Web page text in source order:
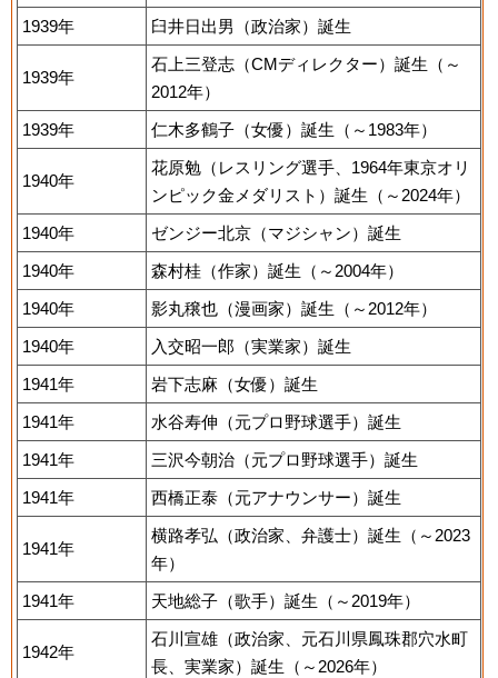
1939年
臼井日出男（政治家）誕生
1939年
石上三登志（CMディレクター）誕生（～
2012年）
1939年
仁木多鶴子（女優）誕生（～1983年）
1940年
花原勉（レスリング選手、1964年東京オリ
ンピック金メダリスト）誕生（～2024年）
1940年
ゼンジー北京（マジシャン）誕生
1940年
森村桂（作家）誕生（～2004年）
1940年
影丸穣也（漫画家）誕生（～2012年）
1940年
入交昭一郎（実業家）誕生
1941年
岩下志麻（女優）誕生
1941年
水谷寿伸（元プロ野球選手）誕生
1941年
三沢今朝治（元プロ野球選手）誕生
1941年
西橋正泰（元アナウンサー）誕生
1941年
横路孝弘（政治家、弁護士）誕生（～2023
年）
1941年
天地総子（歌手）誕生（～2019年）
1942年
石川宣雄（政治家、元石川県鳳珠郡穴水町
長、実業家）誕生（～2026年）